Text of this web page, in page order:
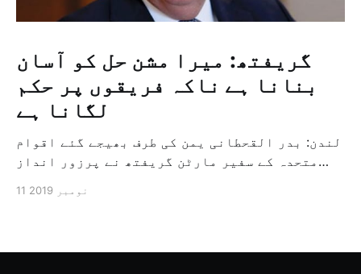
گریفتھ: میرا مشن حل کو آسان
بنانا ہے ناکہ فریقوں پر حکم
لگانا ہے
لندن: بدر القحطانی یمن کی طرف بھیجے گئے اقوام
متحدہ کے سفیر مارٹن گریفتھ نے پرزور انداز
ثالثی اور اس کشمکش کی حدبندی کرنے کے لئے ایک
11 نومبر 2019